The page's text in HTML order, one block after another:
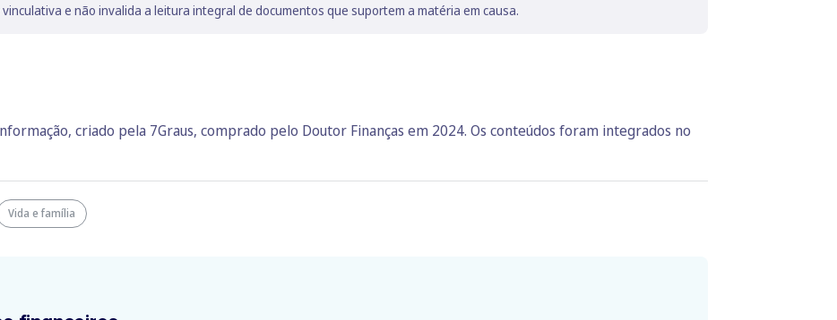
e não invalida a leitura integral de documentos que suportem a matéria em causa.
criado pela 7Graus, comprado pelo Doutor Finanças em 2024. Os conteúdos foram integrados no
Vida e família